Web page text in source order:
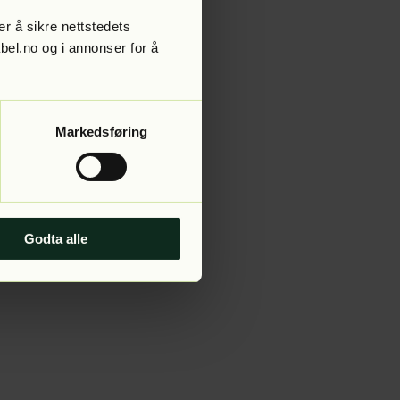
å sikre nettstedets
og i annonser for å
Markedsføring
Godta alle